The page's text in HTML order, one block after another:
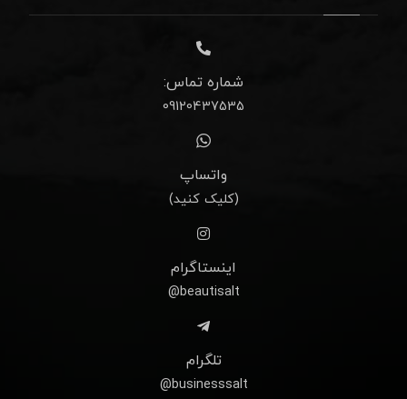
شماره تماس:
09120437535
واتساپ
(کلیک کنید)
اینستاگرام
beautisalt@
تلگرام
businesssalt@